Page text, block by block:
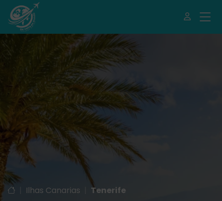
Ilhas Canarias Tenerife